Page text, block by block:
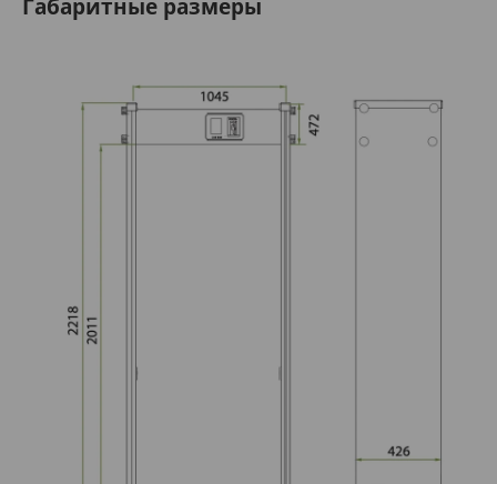
Габаритные размеры